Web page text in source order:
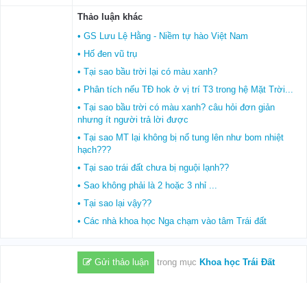
Thảo luận khác
• GS Lưu Lệ Hằng - Niềm tự hào Việt Nam
• Hố đen vũ trụ
• Tại sao bầu trời lại có màu xanh?
• Phân tích nếu TĐ hok ở vị trí T3 trong hệ Mặt Trời...
• Tại sao bầu trời có màu xanh? câu hỏi đơn giản
nhưng ít người trả lời được
• Tại sao MT lại không bị nổ tung lên như bom nhiệt
hạch???
• Tại sao trái đất chưa bị nguội lạnh??
• Sao không phải là 2 hoặc 3 nhỉ ...
• Tại sao lại vậy??
• Các nhà khoa học Nga chạm vào tâm Trái đất
Gửi thảo luận trong mục Khoa học Trái Đất